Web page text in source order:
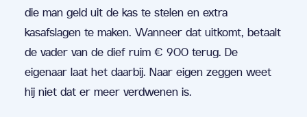
die man geld uit de kas te stelen en extra
kasafslagen te maken. Wanneer dat uitkomt, betaalt
de vader van de dief ruim € 900 terug. De
eigenaar laat het daarbij. Naar eigen zeggen weet
hij niet dat er meer verdwenen is.